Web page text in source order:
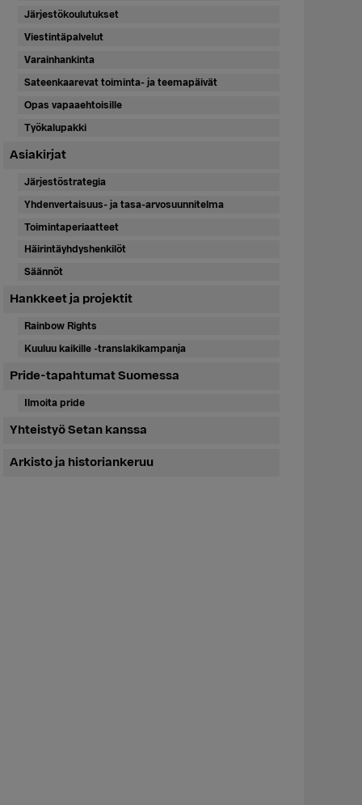
Järjestökoulutukset
Viestintäpalvelut
Varainhankinta
Sateenkaarevat toiminta- ja teemapäivät
Opas vapaaehtoisille
Työkalupakki
Asiakirjat
Järjestöstrategia
Yhdenvertaisuus- ja tasa-arvosuunnitelma
Toimintaperiaatteet
Häirintäyhdyshenkilöt
Säännöt
Hankkeet ja projektit
Rainbow Rights
Kuuluu kaikille -translakikampanja
Pride-tapahtumat Suomessa
Ilmoita pride
Yhteistyö Setan kanssa
Arkisto ja historiankeruu